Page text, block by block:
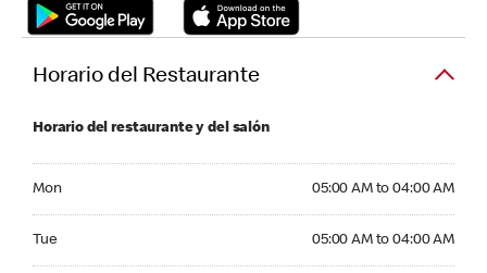
Horario del Restaurante
Horario del restaurante y del salón
Mon 05:00 AM to 04:00 AM
Tue 05:00 AM to 04:00 AM